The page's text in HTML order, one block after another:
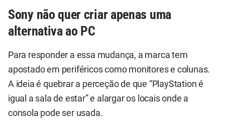
Sony não quer criar apenas uma
alternativa ao PC
Para responder a essa mudança, a marca tem
apostado em periféricos como monitores e colunas.
A ideia é quebrar a perceção de que “PlayStation é
igual a sala de estar” e alargar os locais onde a
consola pode ser usada.